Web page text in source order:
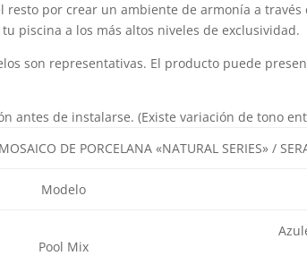
por crear un ambiente de armonía a
piscina a los más altos niveles de exclusividad.
son representativas. El producto puede
antes de instalarse. (Existe variación de tono
MOSAICO DE PORCELANA «NATURAL SERIES» /
Modelo
Pool Mix